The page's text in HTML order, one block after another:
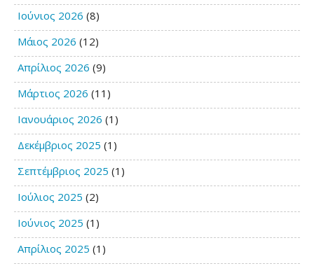
Ιούνιος 2026 (8)
Μάιος 2026 (12)
Απρίλιος 2026 (9)
Μάρτιος 2026 (11)
Ιανουάριος 2026 (1)
Δεκέμβριος 2025 (1)
Σεπτέμβριος 2025 (1)
Ιούλιος 2025 (2)
Ιούνιος 2025 (1)
Απρίλιος 2025 (1)